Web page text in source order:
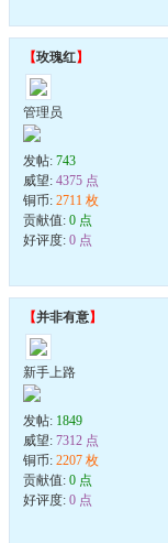
【玫瑰红】
管理员
发帖: 743
威望: 4375 点
铜币: 2711 枚
贡献值: 0 点
好评度: 0 点
【并非有意】
新手上路
发帖: 1849
威望: 7312 点
铜币: 2207 枚
贡献值: 0 点
好评度: 0 点